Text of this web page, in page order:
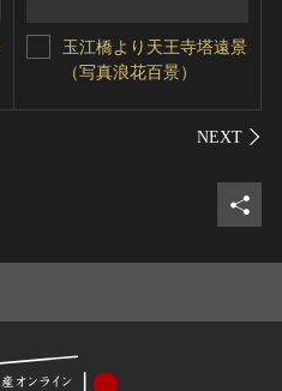
玉江橋より天王寺塔遠景
（写真浪花百景）
シェ